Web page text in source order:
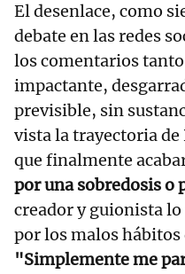
El desenlace, como
debate en las redes
los comentarios
impactante,
previsible, sin
vista la trayectoria de
que finalmente
por una sobredosis o
creador y guionista
por los malos hábitos
"Simplemente me